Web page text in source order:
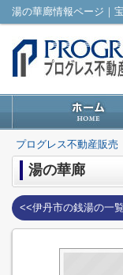
湯の華廊情報ページ｜
プログレス不動産販売
湯の華廊
<<伊丹市の銭湯の一